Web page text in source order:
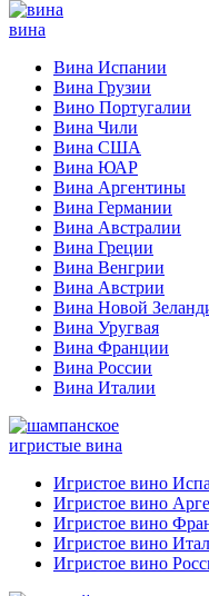
вина
Вина Испании
Вина Грузии
Вино Португалии
Вина Чили
Вина США
Вина ЮАР
Вина Аргентины
Вина Германии
Вина Австралии
Вина Греции
Вина Венгрии
Вина Австрии
Вина Новой
Вина Уругвая
Вина Франции
Вина России
Вина Италии
игристые вина
Игристое вино
Игристое вино
Игристое вино
Игристое вино
Игристое вино